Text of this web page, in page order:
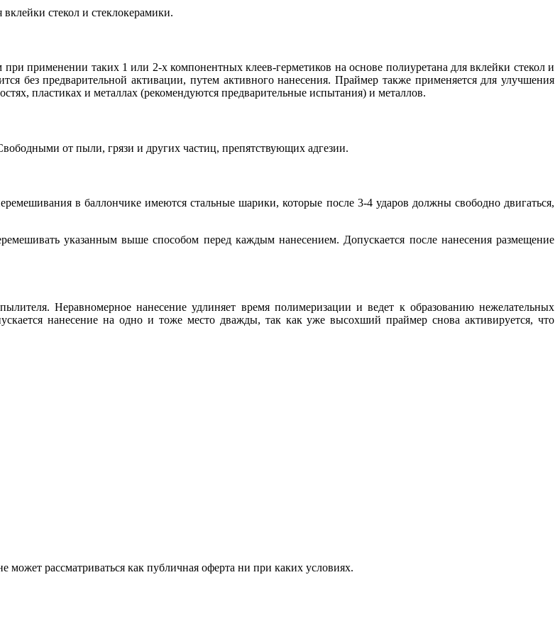
стекол и стеклокерамики.
применении таких 1 или 2-х компонентных клеев-герметиков на основе полиуретана для вклейки стекол и
без предварительной активации, путем активного нанесения. Праймер также применяется для улучшения
пластиках и металлах (рекомендуются предварительные испытания) и металлов.
от пыли, грязи и других частиц, препятствующих адгезии.
в баллончике имеются стальные шарики, которые после 3-4 ударов должны свободно двигаться,
указанным выше способом перед каждым нанесением. Допускается после нанесения размещение
Неравномерное нанесение удлиняет время полимеризации и ведет к образованию нежелательных
нанесение на одно и тоже место дважды, так как уже высохший праймер снова активируется, что
может рассматриваться как публичная оферта ни при каких условиях.